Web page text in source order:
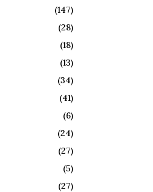
(147)
(28)
(18)
(13)
(34)
(41)
(6)
(24)
(27)
(5)
(27)